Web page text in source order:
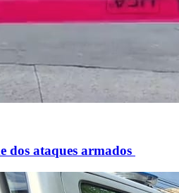
dos ataques armados